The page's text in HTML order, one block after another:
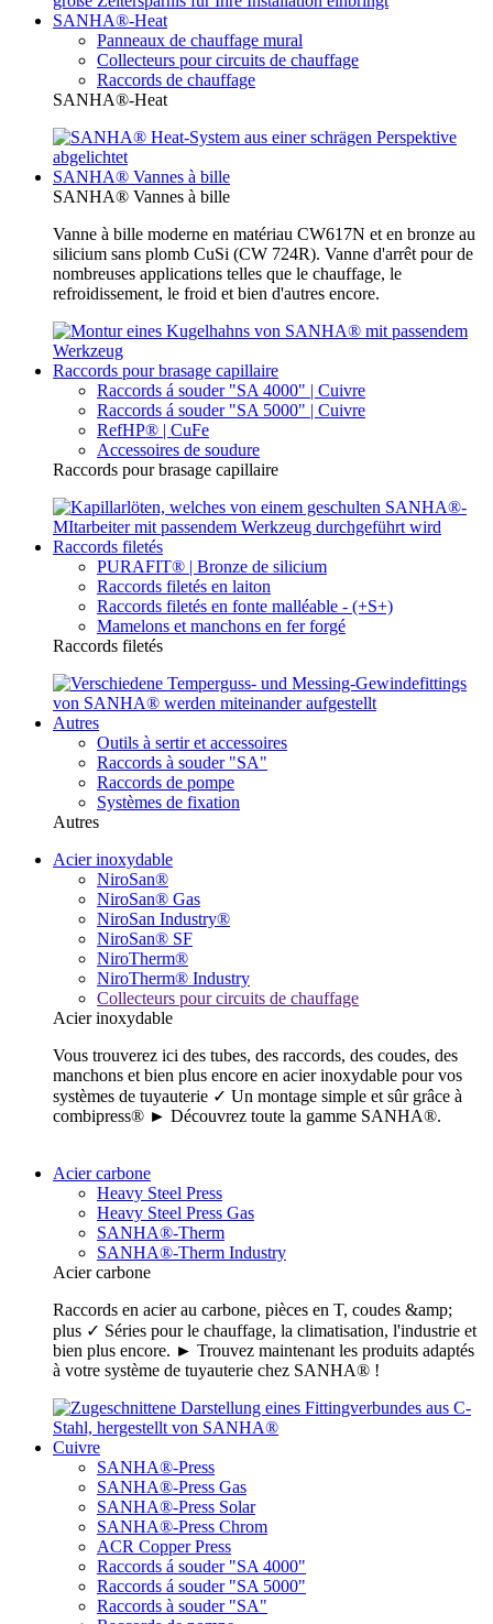
SANHA®-Heat
Panneaux de chauffage mural
Collecteurs pour circuits de chauffage
Raccords de chauffage
SANHA®-Heat
SANHA® Vannes à bille
SANHA® Vannes à bille
Vanne à bille moderne en matériau CW617N et en bronze au
silicium sans plomb CuSi (CW 724R). Vanne d'arrêt pour de
nombreuses applications telles que le chauffage, le
refroidissement, le froid et bien d'autres encore.
Raccords pour brasage capillaire
Raccords á souder "SA 4000" | Cuivre
Raccords á souder "SA 5000" | Cuivre
RefHP® | CuFe
Accessoires de soudure
Raccords pour brasage capillaire
Raccords filetés
PURAFIT® | Bronze de silicium
Raccords filetés en laiton
Raccords filetés en fonte malléable - (+S+)
Mamelons et manchons en fer forgé
Raccords filetés
Autres
Outils à sertir et accessoires
Raccords à souder "SA"
Raccords de pompe
Systèmes de fixation
Autres
Acier inoxydable
NiroSan®
NiroSan® Gas
NiroSan Industry®
NiroSan® SF
NiroTherm®
NiroTherm® Industry
Collecteurs pour circuits de chauffage
Acier inoxydable
Vous trouverez ici des tubes, des raccords, des coudes, des
manchons et bien plus encore en acier inoxydable pour vos
systèmes de tuyauterie ✓ Un montage simple et sûr grâce à
combipress® ► Découvrez toute la gamme SANHA®.
Acier carbone
Heavy Steel Press
Heavy Steel Press Gas
SANHA®-Therm
SANHA®-Therm Industry
Acier carbone
Raccords en acier au carbone, pièces en T, coudes &amp;
plus ✓ Séries pour le chauffage, la climatisation, l'industrie et
bien plus encore. ► Trouvez maintenant les produits adaptés
à votre système de tuyauterie chez SANHA® !
Cuivre
SANHA®-Press
SANHA®-Press Gas
SANHA®-Press Solar
SANHA®-Press Chrom
ACR Copper Press
Raccords á souder "SA 4000"
Raccords á souder "SA 5000"
Raccords à souder "SA"